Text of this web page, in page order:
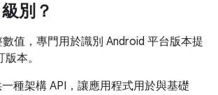
別？
值，專門用於識別 Android 平台版本提
本。
種架構 API，讓應用程式用於與基礎